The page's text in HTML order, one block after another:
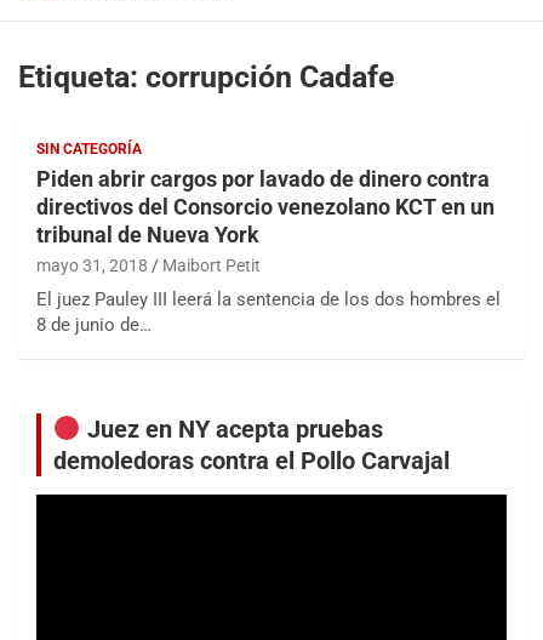
Etiqueta: corrupción Cadafe
SIN CATEGORÍA
Piden abrir cargos por lavado de dinero contra
directivos del Consorcio venezolano KCT en un
tribunal de Nueva York
mayo 31, 2018 Maibort Petit
El juez Pauley III leerá la sentencia de los dos hombres el
8 de junio de…
Juez en NY acepta pruebas
demoledoras contra el Pollo Carvajal